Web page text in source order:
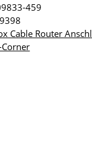
459
Cable Router
Corner